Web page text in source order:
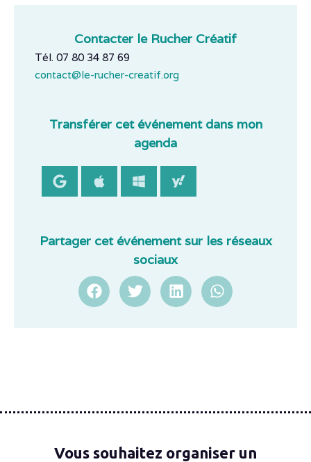
Contacter le Rucher Créatif
Tél. 07 80 34 87 69
contact@le-rucher-creatif.org
Transférer cet événement dans mon
agenda
Partager cet événement sur les réseaux
sociaux
Vous souhaitez organiser un